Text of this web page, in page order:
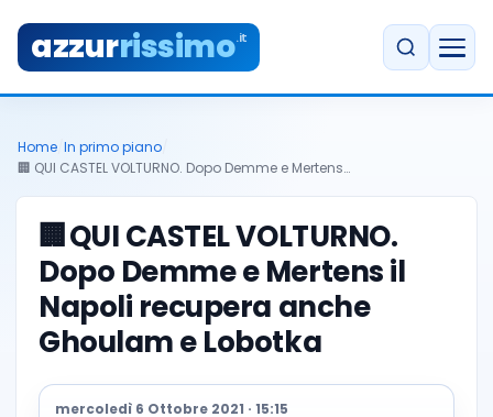
azzurrissimo.it
Home In primo piano
🏢 QUI CASTEL VOLTURNO. Dopo Demme e Mertens…
🏢QUI CASTEL VOLTURNO.
Dopo Demme e Mertens il
Napoli recupera anche
Ghoulam e Lobotka
mercoledì 6 Ottobre 2021 · 15:15